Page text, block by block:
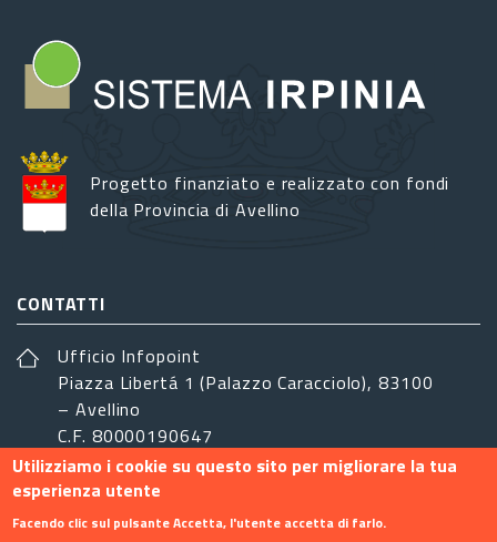
Progetto finanziato e realizzato con fondi
della Provincia di Avellino
CONTATTI
Ufficio Infopoint
Piazza Libertá 1 (Palazzo Caracciolo), 83100
– Avellino
C.F. 80000190647
sistemairpinia@provincia.avellino.it
SEGUICI
Utilizziamo i cookie su questo sito per migliorare la tua
esperienza utente
Facendo clic sul pulsante Accetta, l'utente accetta di farlo.